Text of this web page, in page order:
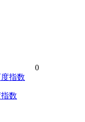
0
数